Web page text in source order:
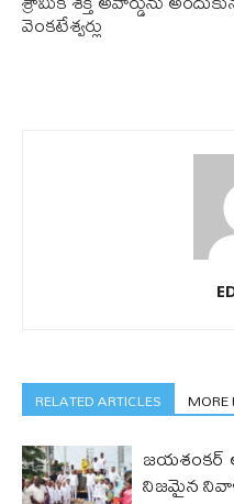
వెంకటేశ్వర్లు
RELATED ARTICLES MORE
జయశంకర్
నిజమైన